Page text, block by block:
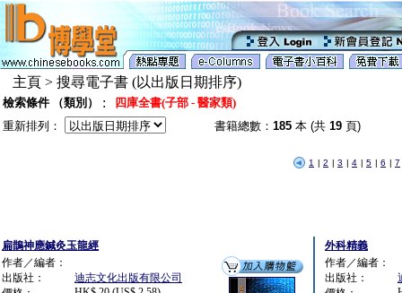
主頁 > 搜尋電子書 (以出版日期排序)
檢索條件 （類別） :
四庫全書(子部 - 醫家類)
重新排列：
書籍總數： 185 本 (共 19 頁)
1 | 2 | 3 | 4 | 5 | 6 | 7
扁鵲神應鍼灸玉龍經
作者／編者：
出版社：
迪志文化出版有限公司
外科精義
作者／編者：
出版社：